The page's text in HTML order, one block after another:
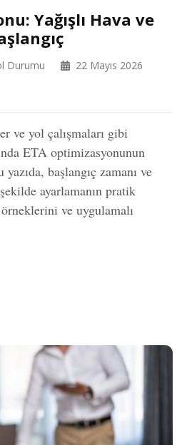
Yağışlı Hava ve
Durumu
22 Mayıs 2026
ve yol çalışmaları gibi
ETA optimizasyonunun
başlangıç zamanı ve
ayarlamanın pratik
ve uygulamalı